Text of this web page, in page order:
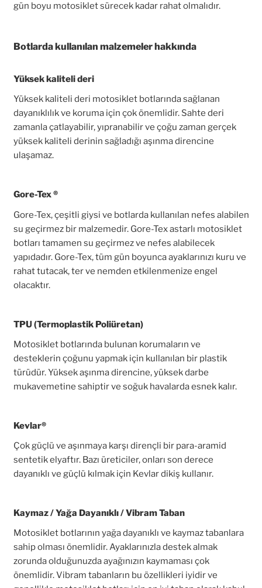
gün boyu motosiklet sürecek kadar rahat olmalıdır.
Botlarda kullanılan malzemeler hakkında
Yüksek kaliteli deri
Yüksek kaliteli deri motosiklet botlarında sağlanan
dayanıklılık ve koruma için çok önemlidir. Sahte deri
zamanla çatlayabilir, yıpranabilir ve çoğu zaman gerçek
yüksek kaliteli derinin sağladığı aşınma direncine
ulaşamaz.
Gore-Tex ®
Gore-Tex, çeşitli giysi ve botlarda kullanılan nefes alabilen
su geçirmez bir malzemedir. Gore-Tex astarlı motosiklet
botları tamamen su geçirmez ve nefes alabilecek
yapıdadır. Gore-Tex, tüm gün boyunca ayaklarınızı kuru ve
rahat tutacak, ter ve nemden etkilenmenize engel
olacaktır.
TPU (Termoplastik Poliüretan)
Motosiklet botlarında bulunan korumaların ve
desteklerin çoğunu yapmak için kullanılan bir plastik
türüdür. Yüksek aşınma direncine, yüksek darbe
mukavemetine sahiptir ve soğuk havalarda esnek kalır.
Kevlar®
Çok güçlü ve aşınmaya karşı dirençli bir para-aramid
sentetik elyaftır. Bazı üreticiler, onları son derece
dayanıklı ve güçlü kılmak için Kevlar dikiş kullanır.
Kaymaz / Yağa Dayanıklı / Vibram Taban
Motosiklet botlarının yağa dayanıklı ve kaymaz tabanlara
sahip olması önemlidir. Ayaklarınızla destek almak
zorunda olduğunuzda ayağınızın kaymaması çok
önemlidir. Vibram tabanların bu özellikleri iyidir ve